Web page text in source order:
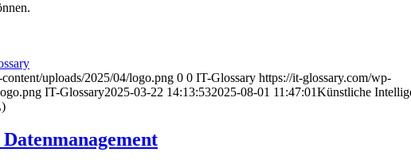
uploads/2025/04/logo.png 0 0 IT-Glossary https://it-glossary.com/wp-
IT-Glossary2025-03-22 14:13:532025-08-01 11:47:01Künstliche